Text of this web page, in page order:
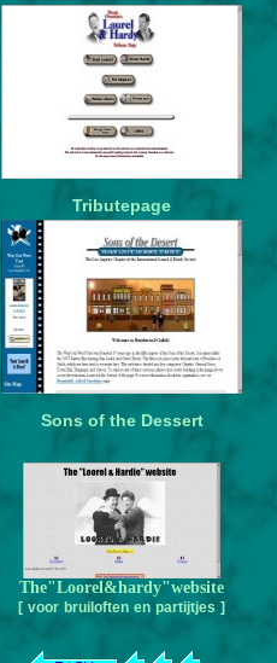
Tributepage
Sons of the Dessert
The"Loorel&hardy"website
[ voor bruiloften en partijtjes ]